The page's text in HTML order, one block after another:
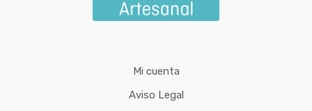
Mi cuenta
Aviso Legal